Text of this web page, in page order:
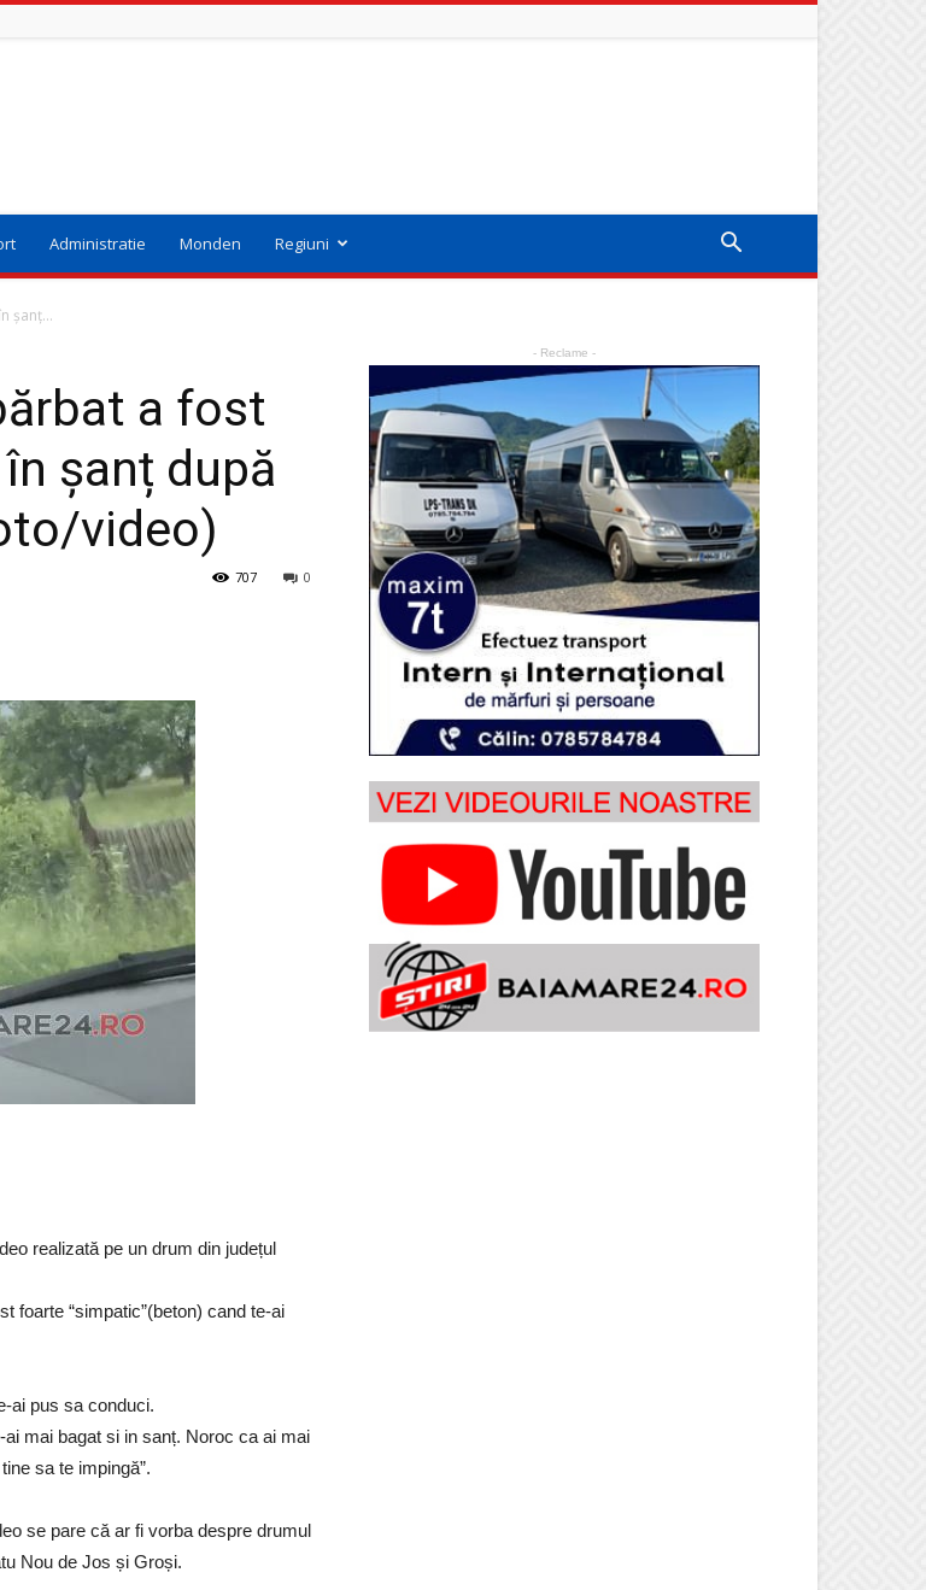
Administratie Monden Regiuni
șanț...
a fost
șanț după
video)
0
707
realizată pe un drum din județul
foarte “simpatic”(beton) cand te-ai
ai pus sa conduci.
ai mai bagat si in sanț. Noroc ca ai mai
sa te impingă”.
se pare că ar fi vorba despre drumul
Nou de Jos și Groși.
- Reclame -